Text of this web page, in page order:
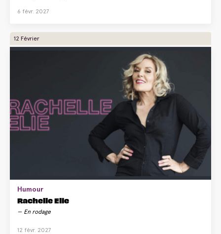
6 févr. 2027
12 Février
Humour
Rachelle Elie
En rodage
12 févr. 2027